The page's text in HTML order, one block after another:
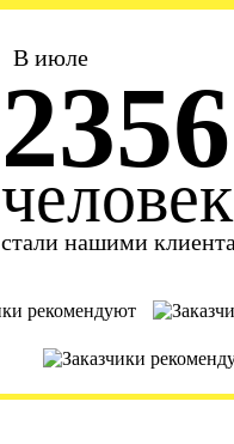
В июле
2356
человек
стали нашими